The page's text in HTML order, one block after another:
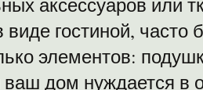
гостиной, часто
элементов:
ваш дом нуждается в